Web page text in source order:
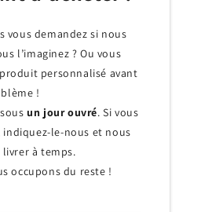
vous demandez si nous
l’imaginez ? Ou vous
personnalisé avant
!
un jour ouvré. Si vous
le-nous et nous
à temps.
occupons du reste !